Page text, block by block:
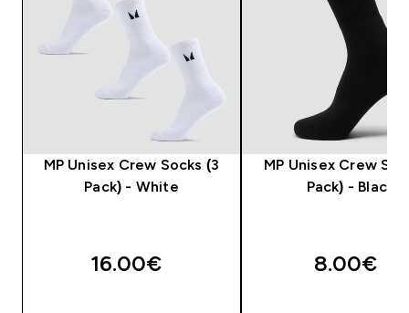
MP Unisex Crew Socks (3
Pack) - White
16.00€‎
MP Unisex Crew
Pack) - Black
8.00€‎